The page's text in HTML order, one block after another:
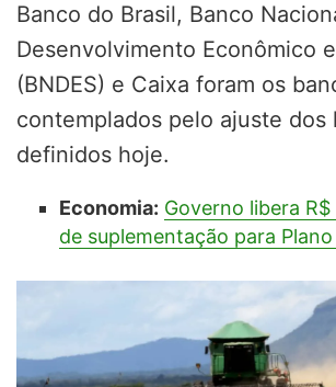
Banco do Brasil, Banco
Desenvolvimento Econômico
(BNDES) e Caixa foram os
contemplados pelo ajuste dos
definidos hoje.
Economia: Governo libera
de suplementação para